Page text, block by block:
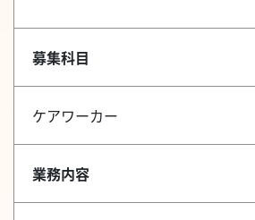
募集科目
ケアワーカー
業務内容